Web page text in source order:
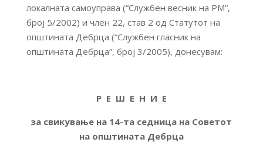
локалната самоуправа (“Службен весник на РМ”,
број 5/2002) и член 22, став 2 од Статутот на
општината Дебрца (“Службен гласник на
општината Дебрца”, број 3/2005), донесувам:
Р Е Ш Е Н И Е
за свикување на 14-та седница на Советот
на општината Дебрца